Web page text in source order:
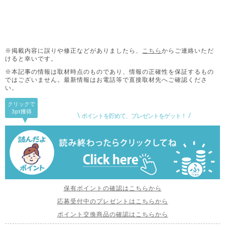
※掲載内容に誤りや修正などがありましたら、 こちら からご連絡いただ
けると幸いです。
※本記事の情報は取材時点のものであり、情報の正確性を保証するもの
ではございません。 最新情報はお電話等で直接取材先へご確認くださ
い。
ポイントを貯めて、プレゼントをゲット！
クリックで
3pt獲得
保有ポイントの確認はこちらから
応募受付中のプレゼントはこちらから
ポイント交換商品の確認はこちらから